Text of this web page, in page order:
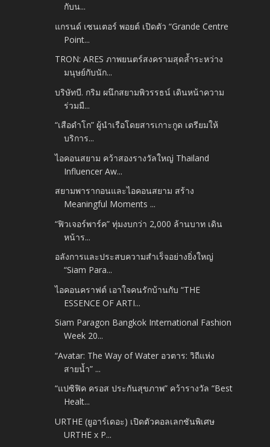
กับน...
แกรนด์ เซนเตอร์ พอยต์ เปิดตัว “Grande Centre
Point...
TRON: ARES ภาพยนตร์สงครามสุดล้ำระหว่าง
มนุษย์กับนัก...
บริษัทบี. กริม ผนึกสยามพิวรรธน์ เดินหน้าความ
ร่วมมื...
“เสือดำโก” ผู้นำเรือโดยสารเกาะกูด เตรียมให้
บริการ...
ไอคอนสยาม คว้าสองรางวัลใหญ่ Thailand
Influencer Aw...
สยามพารากอนและไอคอนสยาม สร้าง
Meaningful Moments ...
“ฟิวเจอร์พาร์ค” ทุ่มงบกว่า 2,000 ล้านบาท เดิน
หน้าร...
อลังการและประสบความสำเร็จอย่างยิ่งใหญ่
“Siam Para...
ไอคอนคราฟต์ เอาใจคนรักบ้านกับ “THE
ESSENCE OF ARTI...
Siam Paragon Bangkok International Fashion
Week 20...
“Avatar: The Way of Water อวตาร: วิถีแห่ง
สายน้ำ” ...
“แปซิฟิค ครอส ประกันสุขภาพ” คว้ารางวัล “Best
Healt...
URTHE (ยูอาร์เดอะ) เปิดตัวคอลเลกชันพิเศษ
URTHE x P...